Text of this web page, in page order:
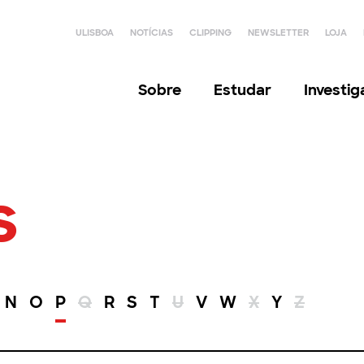
ULISBOA NOTÍCIAS CLIPPING NEWSLETTER LOJA
Sobre Estudar
N O P Q R S T U V W X Y Z